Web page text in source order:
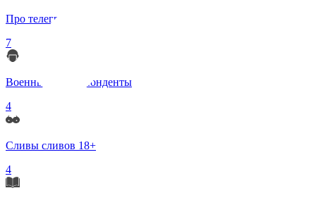
Про телеграмм
7
Военные корреспонденты
4
Сливы сливов 18+
4